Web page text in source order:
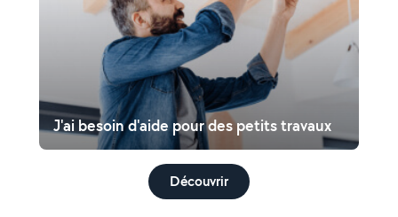
J'ai besoin d'aide pour des petits travaux
Découvrir